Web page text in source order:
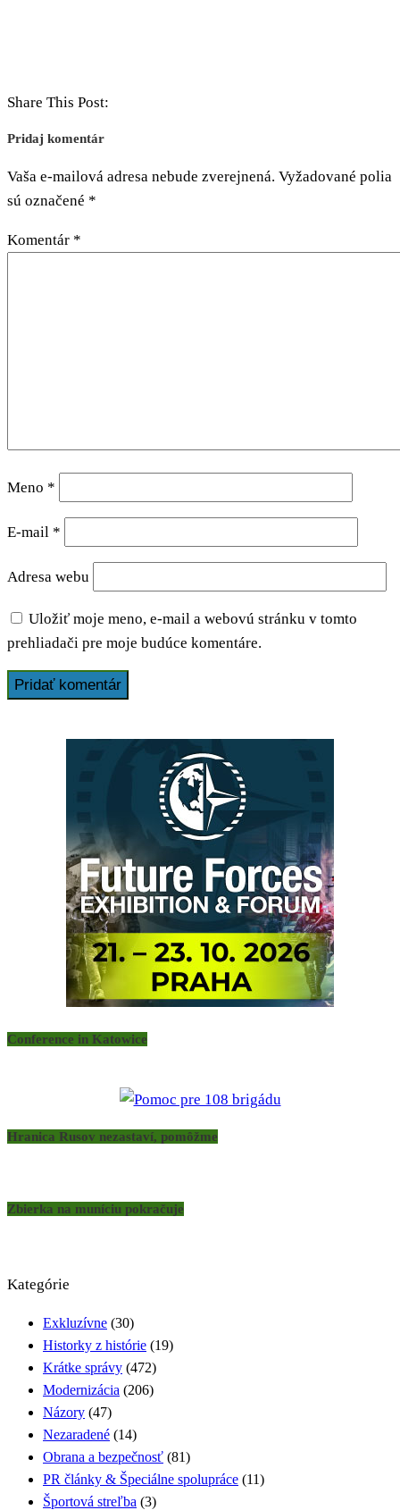
Share This Post:
Pridaj komentár
Vaša e-mailová adresa nebude zverejnená. Vyžadované polia
sú označené *
Komentár *
Meno *
E-mail *
Adresa webu
Uložiť moje meno, e-mail a webovú stránku v tomto
prehliadači pre moje budúce komentáre.
Conference in Katowice
Hranica Rusov nezastaví, pomôžme
Zbierka na muníciu pokračuje
Kategórie
Exkluzívne (30)
Historky z histórie (19)
Krátke správy (472)
Modernizácia (206)
Názory (47)
Nezaradené (14)
Obrana a bezpečnosť (81)
PR články & Špeciálne spolupráce (11)
Športová streľba (3)